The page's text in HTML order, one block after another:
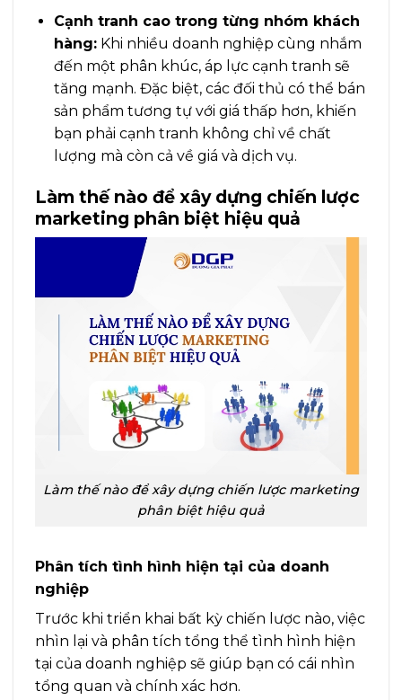
Cạnh tranh cao trong từng nhóm khách
hàng:Khi nhiều doanh nghiệp cùng nhắm
đến một phân khúc, áp lực cạnh tranh sẽ
tăng mạnh. Đặc biệt, các đối thủ có thể bán
sản phẩm tương tự với giá thấp hơn, khiến
bạn phải cạnh tranh không chỉ về chất
lượng mà còn cả về giá và dịch vụ.
Làm thế nào để xây dựng chiến lược
marketing phân biệt hiệu quả
Làm thế nào để xây dựng chiến lược marketing
phân biệt hiệu quả
Phân tích tình hình hiện tại của doanh
nghiệp
Trước khi triển khai bất kỳ chiến lược nào, việc
nhìn lại và phân tích tổng thể tình hình hiện
tại của doanh nghiệp sẽ giúp bạn có cái nhìn
tổng quan và chính xác hơn.